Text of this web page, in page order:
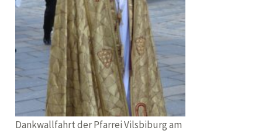
Dankwallfahrt der Pfarrei Vilsbiburg am